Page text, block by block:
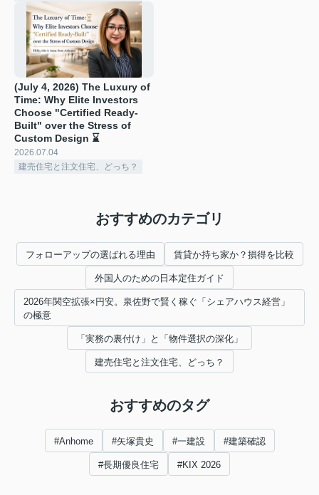
(July 4, 2026) The Luxury of
Time: Why Elite Investors
Choose "Certified Ready-
Built" over the Stress of
Custom Design ⌛
2026.07.04
建売住宅と注文住宅、どっち？
おすすめのカテゴリ
フォローアップの選ばれる理由 賃貸か持ち家か？損得を比較
外国人のための日本定住ガイド
2026年関空拡張×円安。泉佐野で賢く稼ぐ「シェアハウス経営」
の極意
「実務の裏付け」と「物件選択の深化」
建売住宅と注文住宅、どっち？
おすすめのタグ
#Anhome #矢塚貴史 #一建設 #建築確認
#長期優良住宅 #KIX 2026